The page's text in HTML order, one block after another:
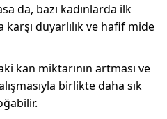
da, bazı kadınlarda ilk
duyarlılık ve hafif mide
kan miktarının artması ve
birlikte daha sık